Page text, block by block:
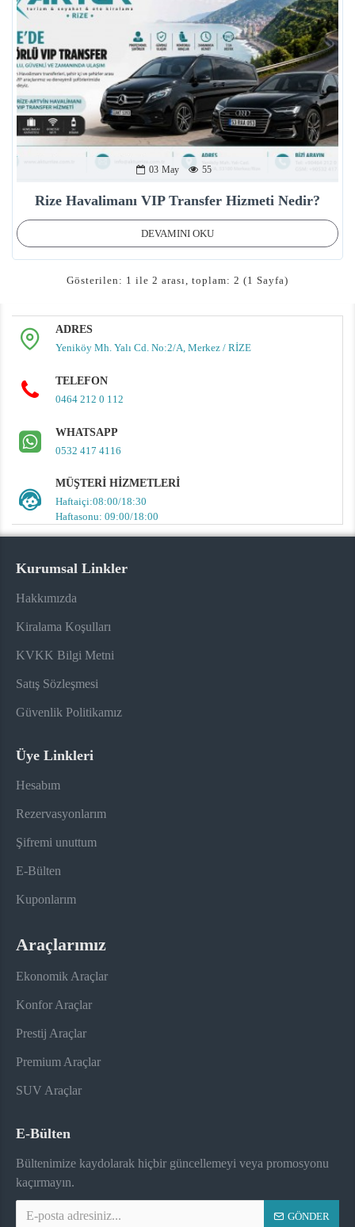
03 May 55
Rize Havalimanı VIP Transfer Hizmeti Nedir?
DEVAMINI OKU
Gösterilen: 1 ile 2 arası, toplam: 2 (1 Sayfa)
ADRES
Yeniköy Mh. Yalı Cd. No:2/A, Merkez / RİZE
TELEFON
0464 212 0 112
WHATSAPP
0532 417 4116
MÜŞTERI HIZMETLERI
Haftaiçi:08:00/18:30
Haftasonu: 09:00/18:00
Kurumsal Linkler
Hakkımızda
Kiralama Koşulları
KVKK Bilgi Metni
Satış Sözleşmesi
Güvenlik Politikamız
Üye Linkleri
Hesabım
Rezervasyonlarım
Şifremi unuttum
E-Bülten
Kuponlarım
Araçlarımız
Ekonomik Araçlar
Konfor Araçlar
Prestij Araçlar
Premium Araçlar
SUV Araçlar
E-Bülten
Bültenimize kaydolarak hiçbir güncellemeyi veya promosyonu
kaçırmayın.
GÖNDER